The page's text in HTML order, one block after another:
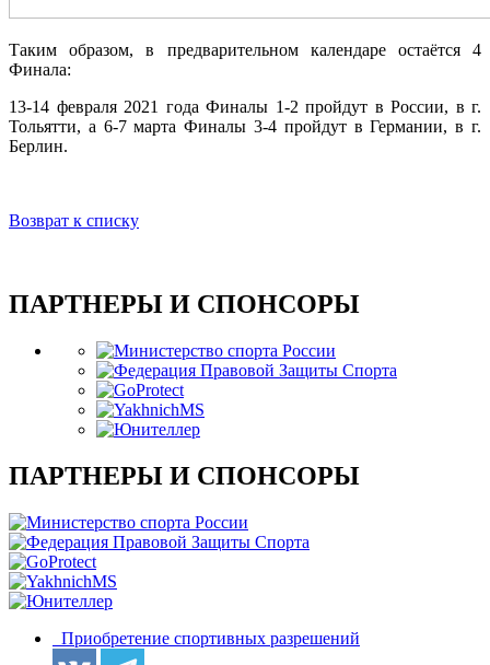
Таким образом, в предварительном календаре остаётся 4
Финала:
13-14 февраля 2021 года Финалы 1-2 пройдут в России, в г.
Тольятти, а 6-7 марта Финалы 3-4 пройдут в Германии, в г.
Берлин.
Возврат к списку
ПАРТНЕРЫ И СПОНСОРЫ
ПАРТНЕРЫ И СПОНСОРЫ
Приобретение спортивных разрешений